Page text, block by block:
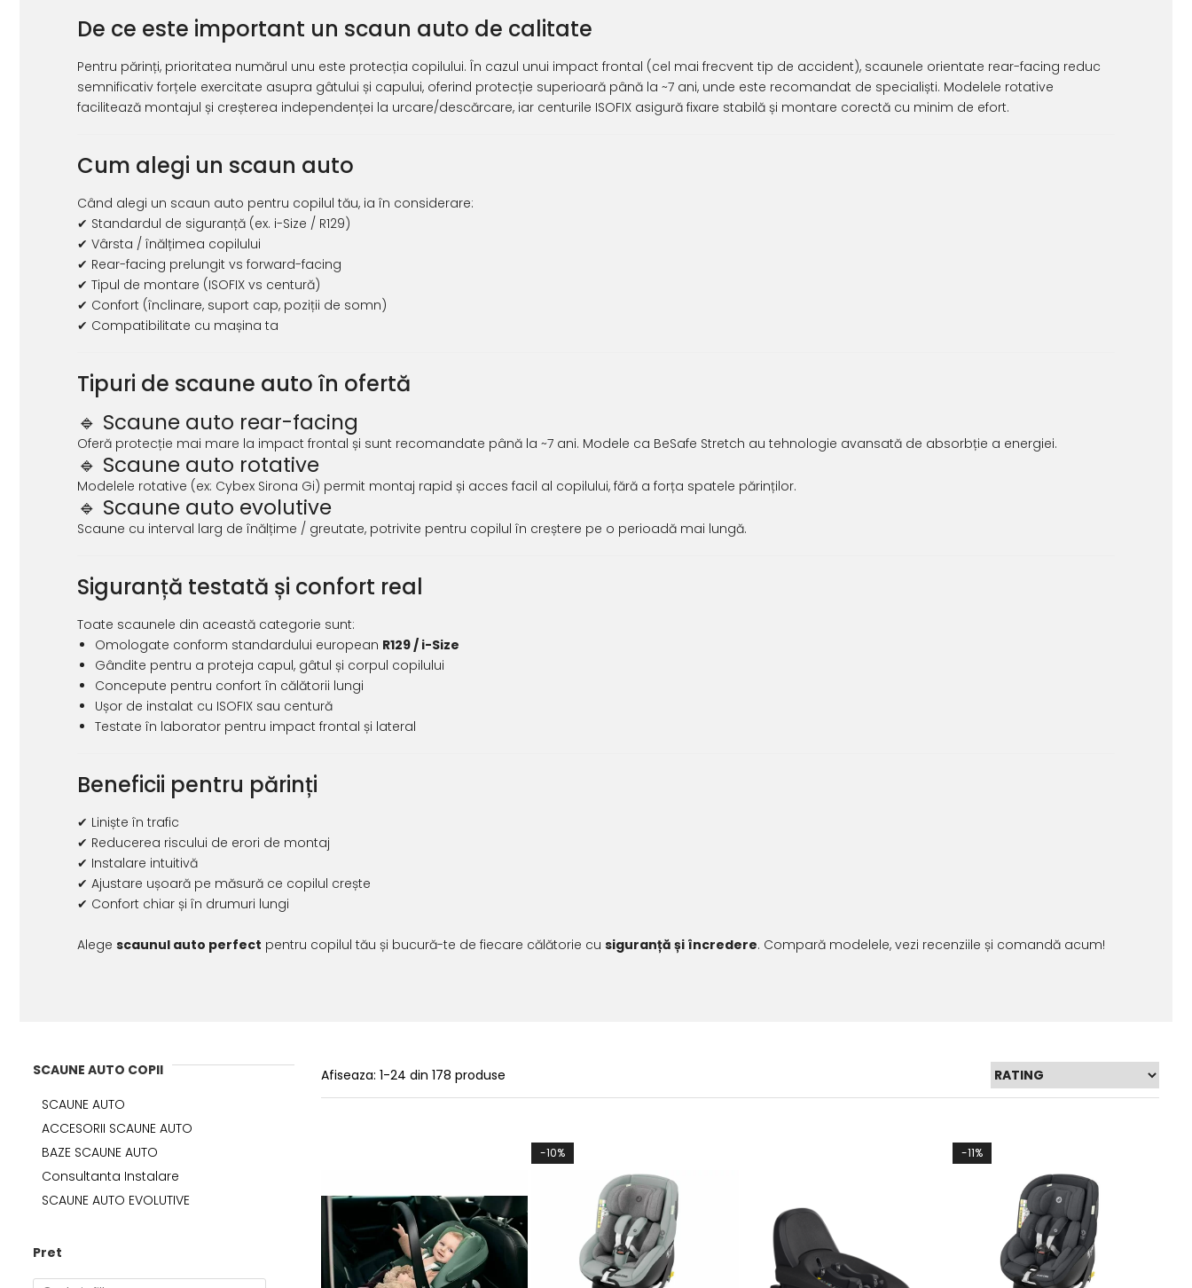
Consultanta Instalare
Jucarii de tras
Jucarii din plus
Jucarii muzicale
Jucarii pentru baie
De ce este important un scaun auto de calitate
Pentru părinți, prioritatea numărul unu este protecția copilului. În cazul unui impact frontal (cel mai frecvent tip de accident), scaunele orientate rear-facing reduc
semnificativ forțele exercitate asupra gâtului și capului, oferind protecție superioară până la ~7 ani, unde este recomandat de specialiști. Modelele rotative
facilitează montajul și creșterea independenței la urcare/descărcare, iar centurile ISOFIX asigură fixare stabilă și montare corectă cu minim de efort.
Cum alegi un scaun auto
Când alegi un scaun auto pentru copilul tău, ia în considerare:
✔ Standardul de siguranță (ex. i-Size / R129)
✔ Vârsta / înălțimea copilului
✔ Rear-facing prelungit vs forward-facing
✔ Tipul de montare (ISOFIX vs centură)
✔ Confort (înclinare, suport cap, poziții de somn)
✔ Compatibilitate cu mașina ta
Tipuri de scaune auto în ofertă
🔹 Scaune auto rear-facing
Oferă protecție mai mare la impact frontal și sunt recomandate până la ~7 ani. Modele ca BeSafe Stretch au tehnologie avansată de absorbție a energiei.
🔹 Scaune auto rotative
Modelele rotative (ex: Cybex Sirona Gi) permit montaj rapid și acces facil al copilului, fără a forța spatele părinților.
🔹 Scaune auto evolutive
Scaune cu interval larg de înălțime / greutate, potrivite pentru copilul în creștere pe o perioadă mai lungă.
Siguranță testată și confort real
Toate scaunele din această categorie sunt:
Omologate conform standardului european R129 / i-Size
Gândite pentru a proteja capul, gâtul și corpul copilului
Concepute pentru confort în călătorii lungi
Ușor de instalat cu ISOFIX sau centură
Testate în laborator pentru impact frontal și lateral
Beneficii pentru părinți
✔ Liniște în trafic
✔ Reducerea riscului de erori de montaj
✔ Instalare intuitivă
✔ Ajustare ușoară pe măsură ce copilul crește
✔ Confort chiar și în drumuri lungi
Alege scaunul auto perfect pentru copilul tău și bucură-te de fiecare călătorie cu siguranță și încredere. Compară modelele, vezi recenziile și comandă acum!
SCAUNE AUTO COPII
SCAUNE AUTO
ACCESORII SCAUNE AUTO
BAZE SCAUNE AUTO
Consultanta Instalare
SCAUNE AUTO EVOLUTIVE
Pret
Afiseaza: 1-24 din 178 produse
-10% -11%